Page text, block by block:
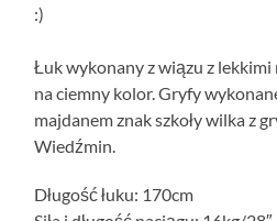
:)
Łuk wykonany z wiązu z
na ciemny kolor. Gryfy
majdanem znak szkoły wilka z
Wiedźmin.
Długość łuku: 170cm